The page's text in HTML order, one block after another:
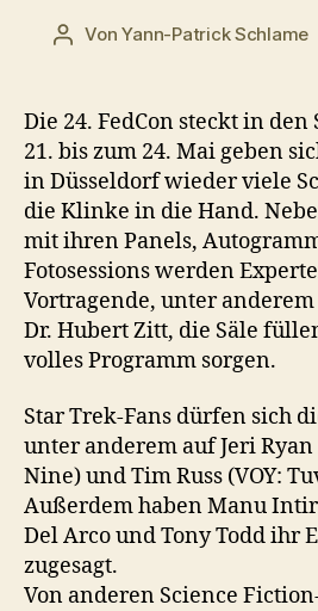
Beitragsautor
VonYann-Patrick Schlame
Die 24. FedCon steckt in
21. bis zum 24. Mai geben
in Düsseldorf wieder viele
die Klinke in die Hand.
mit ihren Panels,
Fotosessions werden
Vortragende, unter
Dr. Hubert Zitt, die Säle
volles Programm sorgen.
Star Trek-Fans dürfen sich
unter anderem auf Jeri Ryan
Nine) und Tim Russ (VOY:
Außerdem haben Manu
Del Arco und Tony Todd ihr
zugesagt.
Von anderen Science